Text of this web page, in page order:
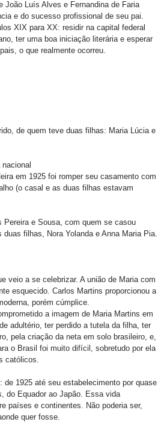
João Luís Alves e Fernandina de Faria
e do sucesso profissional de seu pai.
XIX para XX: residir na capital federal
ter uma boa iniciação literária e esperar
o que realmente ocorreu.
de quem teve duas filhas: Maria Lúcia e
nacional
em 1925 foi romper seu casamento com
(o casal e as duas filhas estavam
Pereira e Sousa, com quem se casou
filhas, Nora Yolanda e Anna Maria Pia.
veio a se celebrizar. A união de Maria com
esquecido. Carlos Martins proporcionou a
porém cúmplice.
a imagem de Maria Martins em
adultério, ter perdido a tutela da filha, ter
pela criação da neta em solo brasileiro, e,
o Brasil foi muito difícil, sobretudo por ela
católicos.
1925 até seu estabelecimento por quase
do Equador ao Japão. Essa vida
países e continentes. Não poderia ser,
quer fosse.